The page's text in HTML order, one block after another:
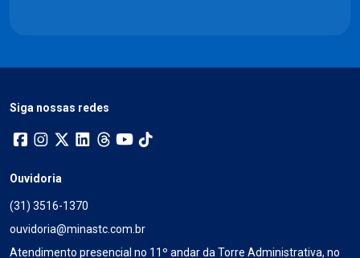
Siga nossas redes
Ouvidoria
(31) 3516-1370
ouvidoria@minastc.com.br
Atendimento presencial no 11º andar da Torre Administrativa, no